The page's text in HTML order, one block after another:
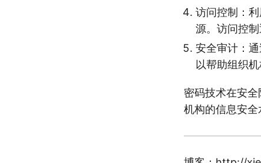
访问控制：
源。访问控
安全审计：
以帮助组织
密码技术在安
机构的信息安全